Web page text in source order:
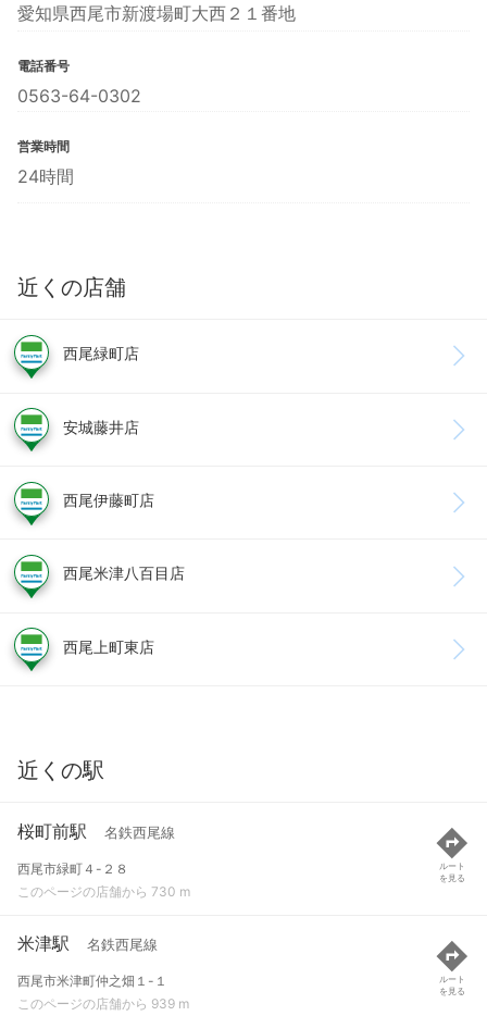
愛知県西尾市新渡場町大西２１番地
電話番号
0563-64-0302
営業時間
24時間
近くの店舗
西尾緑町店
安城藤井店
西尾伊藤町店
西尾米津八百目店
西尾上町東店
近くの駅
桜町前駅 名鉄西尾線
西尾市緑町４-２８
このページの店舗から 730 m
ルート
を見る
米津駅 名鉄西尾線
西尾市米津町仲之畑１-１
このページの店舗から 939 m
ルート
を見る